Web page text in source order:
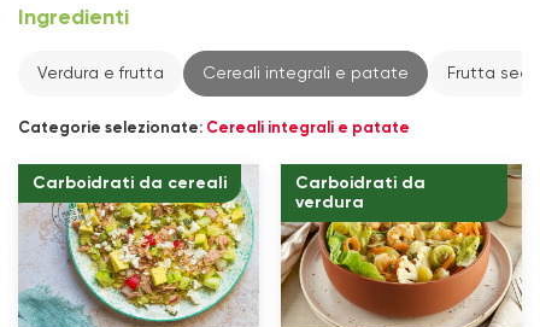
Ingredienti
Verdura e frutta Cereali integrali e patate Frutta
Categorie selezionate: Cereali integrali e patate
Carboidrati da cereali
Carboidrati da
verdura